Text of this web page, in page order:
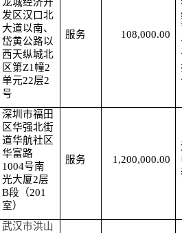
发区汉口北
大道以南、
岱黄公路以
西天纵城北
区第Z1幢2
单元22层2
号
服务 108,000.00
深圳市福田
区华强北街
道华航社区
华富路
1004号南
光大厦2层
B段（201
室）
服务 1,200,000.00
武汉市洪山